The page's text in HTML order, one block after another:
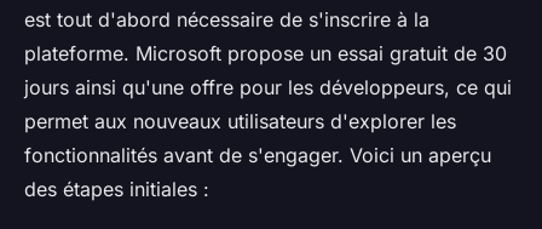
est tout d'abord nécessaire de s'inscrire à la
plateforme. Microsoft propose un essai gratuit de 30
jours ainsi qu'une offre pour les développeurs, ce qui
permet aux nouveaux utilisateurs d'explorer les
fonctionnalités avant de s'engager. Voici un aperçu
des étapes initiales :